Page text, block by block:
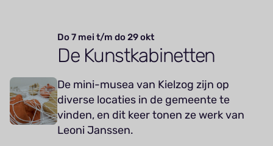
Do 7 mei t/m do 29 okt
De Kunstkabinetten
De mini-musea van Kielzog zijn op
diverse locaties in de gemeente te
vinden, en dit keer tonen ze werk van
Leoni Janssen.